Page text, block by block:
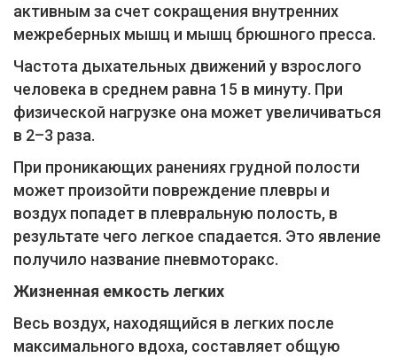
активным за счет сокращения внутренних
межреберных мышц и мышц брюшного пресса.
Частота дыхательных движений у взрослого
человека в среднем равна 15 в минуту. При
физической нагрузке она может увеличиваться
в 2–3 раза.
При проникающих ранениях грудной полости
может произойти повреждение плевры и
воздух попадет в плевральную полость, в
результате чего легкое спадается. Это явление
получило название пневмоторакс.
Жизненная емкость легких
Весь воздух, находящийся в легких после
максимального вдоха, составляет общую